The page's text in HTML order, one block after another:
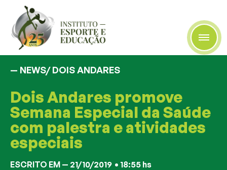
— NEWS/DOIS ANDARES
Dois Andares promove
Semana Especial da Saúde
com palestra e atividades
especiais
ESCRITO EM — 21/10/2019 • 18:55 hs